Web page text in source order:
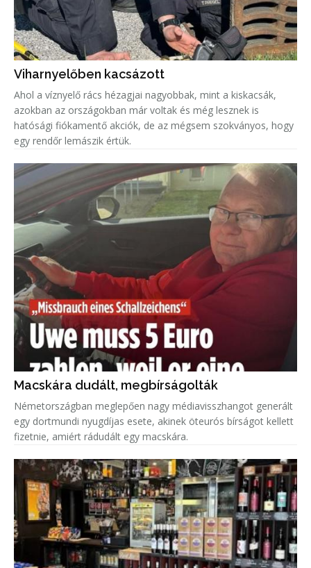
Viharnyelőben kacsázott
Ahol a víznyelő rács hézagjai nagyobbak, mint a kiskacsák,
azokban az országokban már voltak és még lesznek is
hatósági fiókamentő akciók, de az mégsem szokványos, hogy
egy rendőr lemászik értük.
Macskára dudált, megbírságolták
Németországban meglepően nagy médiavisszhangot generált
egy dortmundi nyugdíjas esete, akinek öteurós bírságot kellett
fizetnie, amiért rádudált egy macskára.